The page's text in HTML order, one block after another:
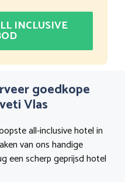
INCLUSIVE
goedkope
Vlas
all-inclusive hotel in
van ons handige
een scherp geprijsd hotel